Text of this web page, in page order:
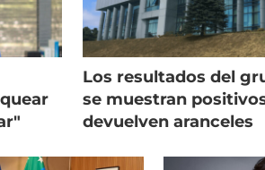
Los resultados del
se muestran
devuelven aranceles